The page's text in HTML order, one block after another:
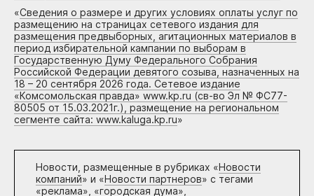
«Сведения о размере и других условиях оплаты услуг по
размещению на страницах сетевого издания для
размещения предвыборных, агитационных материалов в
период избирательной кампании по выборам в
Государственную Думу Федерального Собрания
Российской Федерации девятого созыва, назначенных на
18 – 20 сентября 2026 года. Сетевое издание
«Комсомольская правда» www.kp.ru (св-во Эл № ФС77-
80505 от 15.03.2021г.), размещение на региональном
сегменте сайта: www.kaluga.kp.ru»
Новости, размещенные в рубриках «Новости
компаний» и «Новости партнеров» с тегами
«реклама», «городская дума»,